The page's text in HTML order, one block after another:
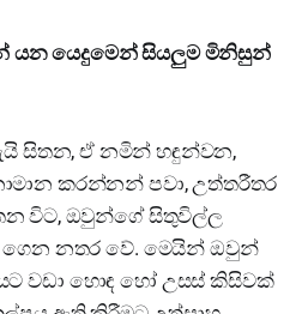
යන යෙදුමෙන් සියලුම මිනිසුන්
සිතන, ඒ නමින් හඳුන්වන,
කරන්නන් පවා, උත්තරීතර
විට, ඔවුන්ගේ සිතුවිල්ල
නතර වේ. මෙයින් ඔවුන්
වඩා හොඳ හෝ උසස් කිසිවක්